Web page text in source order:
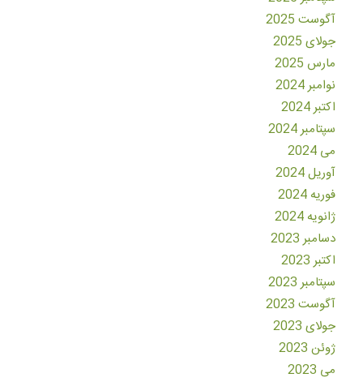
آگوست 2025
جولای 2025
مارس 2025
نوامبر 2024
اکتبر 2024
سپتامبر 2024
می 2024
آوریل 2024
فوریه 2024
ژانویه 2024
دسامبر 2023
اکتبر 2023
سپتامبر 2023
آگوست 2023
جولای 2023
ژوئن 2023
می 2023